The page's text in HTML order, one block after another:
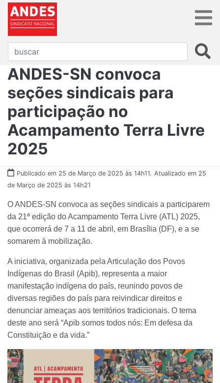
ANDES-SN convoca
seções sindicais para
participação no
Acampamento Terra Livre
2025
Publicado em 25 de Março de 2025 às 14h11. Atualizado em 25
de Março de 2025 às 14h21
O ANDES-SN convoca as seções sindicais a participarem
da 21ª edição do Acampamento Terra Livre (ATL) 2025,
que ocorrerá de 7 a 11 de abril, em Brasília (DF), e a se
somarem à mobilização.
A iniciativa, organizada pela Articulação dos Povos
Indígenas do Brasil (Apib), representa a maior
manifestação indígena do país, reunindo povos de
diversas regiões do país para reivindicar direitos e
denunciar ameaças aos territórios tradicionais. O tema
deste ano será “Apib somos todos nós: Em defesa da
Constituição e da vida.”